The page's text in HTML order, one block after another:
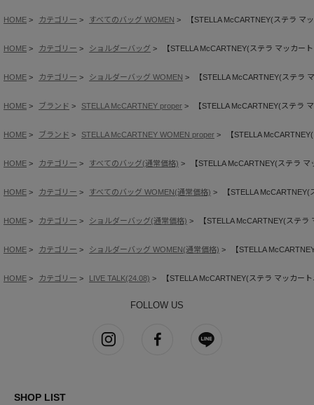
HOME カテゴリー すべてのバッグ WOMEN 【STELLA McCARTNEY(ステラ マ
HOME カテゴリー ショルダーバッグ 【STELLA McCARTNEY(ステラ マッカー
HOME カテゴリー ショルダーバッグ WOMEN 【STELLA McCARTNEY(ステラ
HOME ブランド STELLA McCARTNEY proper 【STELLA McCARTNEY(ステラ
HOME ブランド STELLA McCARTNEY WOMEN proper 【STELLA
HOME カテゴリー すべてのバッグ(通常価格) 【STELLA McCARTNEY(ステラ
HOME カテゴリー すべてのバッグ WOMEN(通常価格) 【STELLA
HOME カテゴリー ショルダーバッグ(通常価格) 【STELLA McCARTNEY(ステ
HOME カテゴリー ショルダーバッグ WOMEN(通常価格) 【STELLA
HOME カテゴリー LIVE TALK(24.08) 【STELLA McCARTNEY(ステラ マッカー
FOLLOW US
SHOP LIST